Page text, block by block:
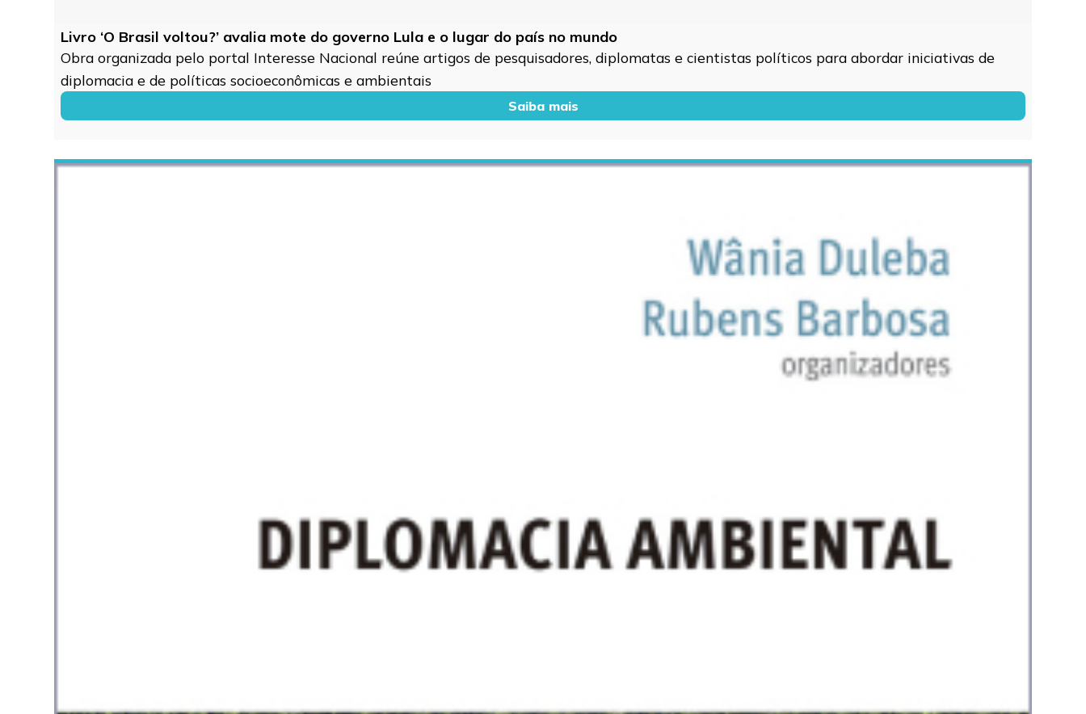
Livro ‘O Brasil voltou?’ avalia mote do governo Lula e o lugar do país no mundo
Obra organizada pelo portal Interesse Nacional reúne artigos de pesquisadores, diplomatas e cientistas políticos para abordar iniciativas de
diplomacia e de políticas socioeconômicas e ambientais
Saiba mais